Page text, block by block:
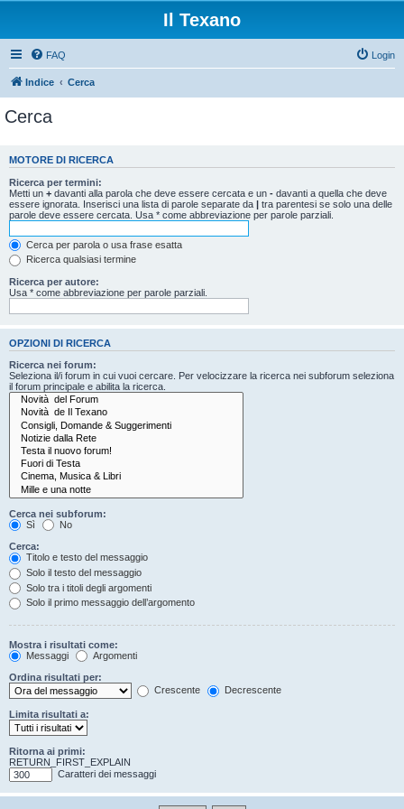
Il Texano
FAQ Login
Indice Cerca
Cerca
MOTORE DI RICERCA
Ricerca per termini:
Metti un + davanti alla parola che deve essere cercata e un - davanti a quella che deve
essere ignorata. Inserisci una lista di parole separate da | tra parentesi se solo una delle
parole deve essere cercata. Usa * come abbreviazione per parole parziali.
Cerca per parola o usa frase esatta
Ricerca qualsiasi termine
Ricerca per autore:
Usa * come abbreviazione per parole parziali.
OPZIONI DI RICERCA
Ricerca nei forum:
Seleziona il/i forum in cui vuoi cercare. Per velocizzare la ricerca nei subforum seleziona
il forum principale e abilita la ricerca.
Cerca nei subforum:
Sì
No
Cerca:
Titolo e testo del messaggio
Solo il testo del messaggio
Solo tra i titoli degli argomenti
Solo il primo messaggio dell’argomento
Mostra i risultati come:
Messaggi
Argomenti
Ordina risultati per:
Crescente
Decrescente
Limita risultati a:
Ritorna ai primi:
RETURN_FIRST_EXPLAIN
Caratteri dei messaggi